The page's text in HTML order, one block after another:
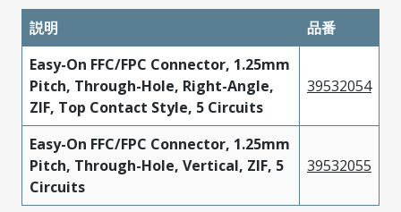
説明
品番
Easy-On FFC/FPC Connector, 1.25mm
Pitch, Through-Hole, Right-Angle,
ZIF, Top Contact Style, 5 Circuits
39532054
Easy-On FFC/FPC Connector, 1.25mm
Pitch, Through-Hole, Vertical, ZIF, 5
Circuits
39532055